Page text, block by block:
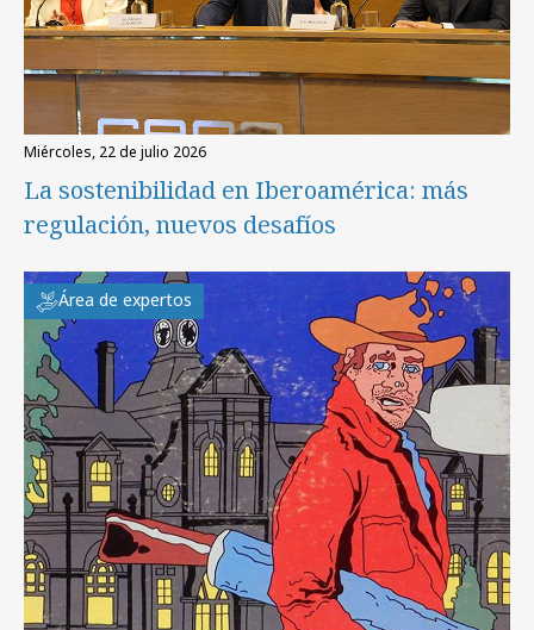
miércoles, 22 de julio 2026
La sostenibilidad en Iberoamérica: más
regulación, nuevos desafíos
Área de expertos